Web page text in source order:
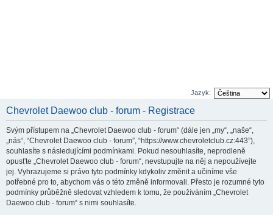
Jazyk:
Chevrolet Daewoo club - forum - Registrace
Svým přístupem na „Chevrolet Daewoo club - forum“ (dále jen „my“, „naše“,
„nás“, “Chevrolet Daewoo club - forum”, “https://www.chevroletclub.cz:443”),
souhlasíte s následujícími podmínkami. Pokud nesouhlasíte, neprodleně
opusťte „Chevrolet Daewoo club - forum“, nevstupujte na něj a nepoužívejte
jej. Vyhrazujeme si právo tyto podmínky kdykoliv změnit a učiníme vše
potřebné pro to, abychom vás o této změně informovali. Přesto je rozumné tyto
podmínky průběžně sledovat vzhledem k tomu, že používáním „Chevrolet
Daewoo club - forum“ s nimi souhlasíte.